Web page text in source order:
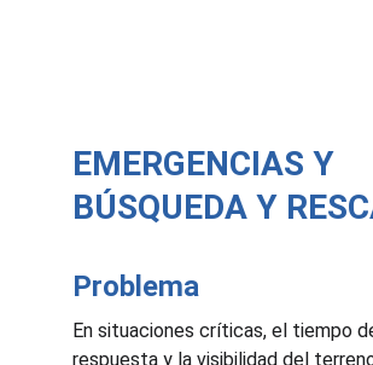
EMERGENCIAS Y
BÚSQUEDA Y
En situaciones críticas, el tiempo
respuesta y la visibilidad del
Problema